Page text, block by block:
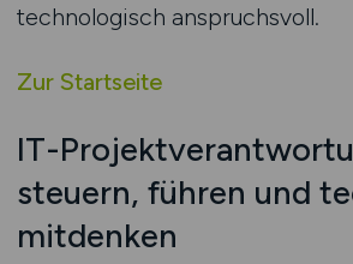
technologisch anspruchsvoll.
Zur Startseite
IT-
steuern, führen und
mitdenken